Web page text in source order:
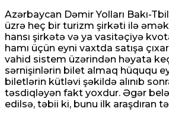
Azərbaycan Dəmir Yolları Bakı-
üzrə heç bir turizm şirkəti ilə
hansı şirkətə və ya vasitəçiyə
hamı üçün eyni vaxtda satışa
vahid sistem üzərindən həyata
sərnişinlərin bilet almaq hüququ
biletlərin kütləvi şəkildə alınıb
təsdiqləyən fakt yoxdur. Əgər
edilsə, təbii ki, bunu ilk araşdıran